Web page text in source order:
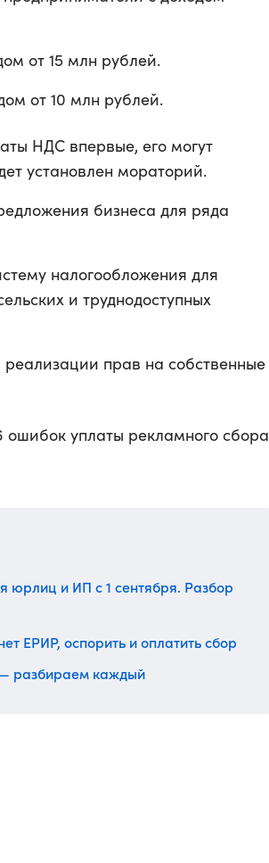
от 15 млн рублей.
от 10 млн рублей.
НДС впервые, его могут
установлен мораторий.
бизнеса для ряда
налогообложения для
и труднодоступных
прав на собственные
ошибок уплаты рекламного сбора
юрлиц и ИП с 1 сентября. Разбор
ЕРИР, оспорить и оплатить сбор
разбираем каждый